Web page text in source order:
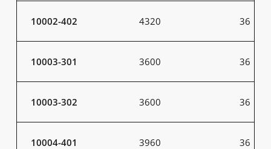
10002-402 4320 36
10003-301 3600 36
10003-302 3600 36
10004-401 3960 36